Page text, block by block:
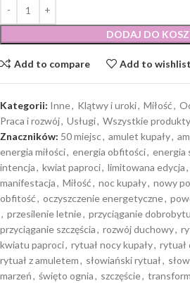
DODAJ DO
Add to compare Add to wishlist
Kategorii: Inne, Klątwy i uroki, Miłość,
Praca i rozwój, Usługi, Wszystkie produkty
Znaczników: 50 miejsc, amulet kupały,
energia miłości, energia obfitości, energia
intencja, kwiat paproci, limitowana edycja,
manifestacja, Miłość, noc kupały, nowy
obfitość, oczyszczenie energetyczne,
, przesilenie letnie, przyciąganie dobrobytu
przyciąganie szczęścia, rozwój duchowy,
kwiatu paproci, rytuał nocy kupały, rytuał
rytuał z amuletem, słowiański rytuał,
marzeń, święto ognia, szczęście,